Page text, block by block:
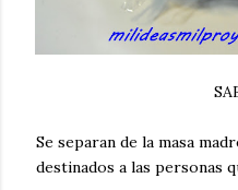
Se separan de la masa
destinados a las personas